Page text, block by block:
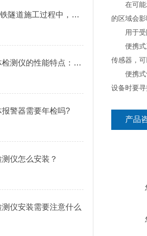
逸云天 | 在地铁隧道施工过程中，便携式气体检测仪是如何预警缺氧环境的？
一氧化碳气体检测仪的性能特点：逸云天分享
警器需要年检吗?
仪怎么安装？
测仪安装需要注意什么
在可能发
的区域会
用于受
便携式系
传感器，
便携式气
设备时要
产品